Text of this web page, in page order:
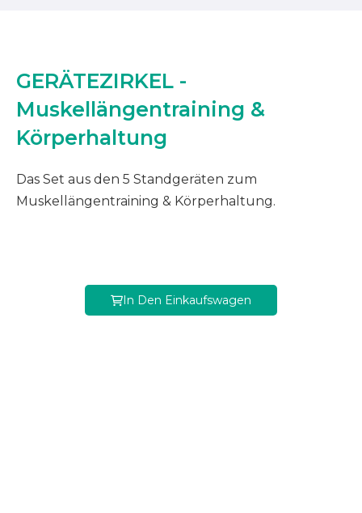
GERÄTEZIRKEL -
Muskellängentraining &
Körperhaltung
Das Set aus den 5 Standgeräten zum
Muskellängentraining & Körperhaltung.
In Den Einkaufswagen